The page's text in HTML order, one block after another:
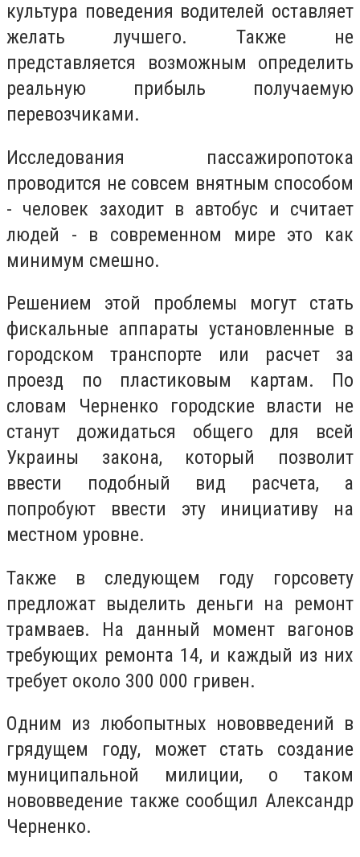
культура поведения водителей оставляет
желать лучшего. Также не
представляется возможным определить
реальную прибыль получаемую
перевозчиками.
Исследования пассажиропотока
проводится не совсем внятным способом
- человек заходит в автобус и считает
людей - в современном мире это как
минимум смешно.
Решением этой проблемы могут стать
фискальные аппараты установленные в
городском транспорте или расчет за
проезд по пластиковым картам. По
словам Черненко городские власти не
станут дожидаться общего для всей
Украины закона, который позволит
ввести подобный вид расчета, а
попробуют ввести эту инициативу на
местном уровне.
Также в следующем году горсовету
предложат выделить деньги на ремонт
трамваев. На данный момент вагонов
требующих ремонта 14, и каждый из них
требует около 300 000 гривен.
Одним из любопытных нововведений в
грядущем году, может стать создание
муниципальной милиции, о таком
нововведение также сообщил Александр
Черненко.